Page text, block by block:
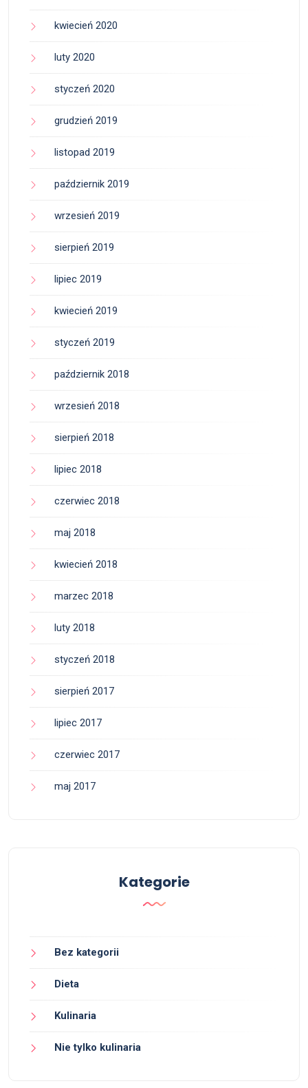
kwiecień 2020
luty 2020
styczeń 2020
grudzień 2019
listopad 2019
październik 2019
wrzesień 2019
sierpień 2019
lipiec 2019
kwiecień 2019
styczeń 2019
październik 2018
wrzesień 2018
sierpień 2018
lipiec 2018
czerwiec 2018
maj 2018
kwiecień 2018
marzec 2018
luty 2018
styczeń 2018
sierpień 2017
lipiec 2017
czerwiec 2017
maj 2017
Kategorie
Bez kategorii
Dieta
Kulinaria
Nie tylko kulinaria